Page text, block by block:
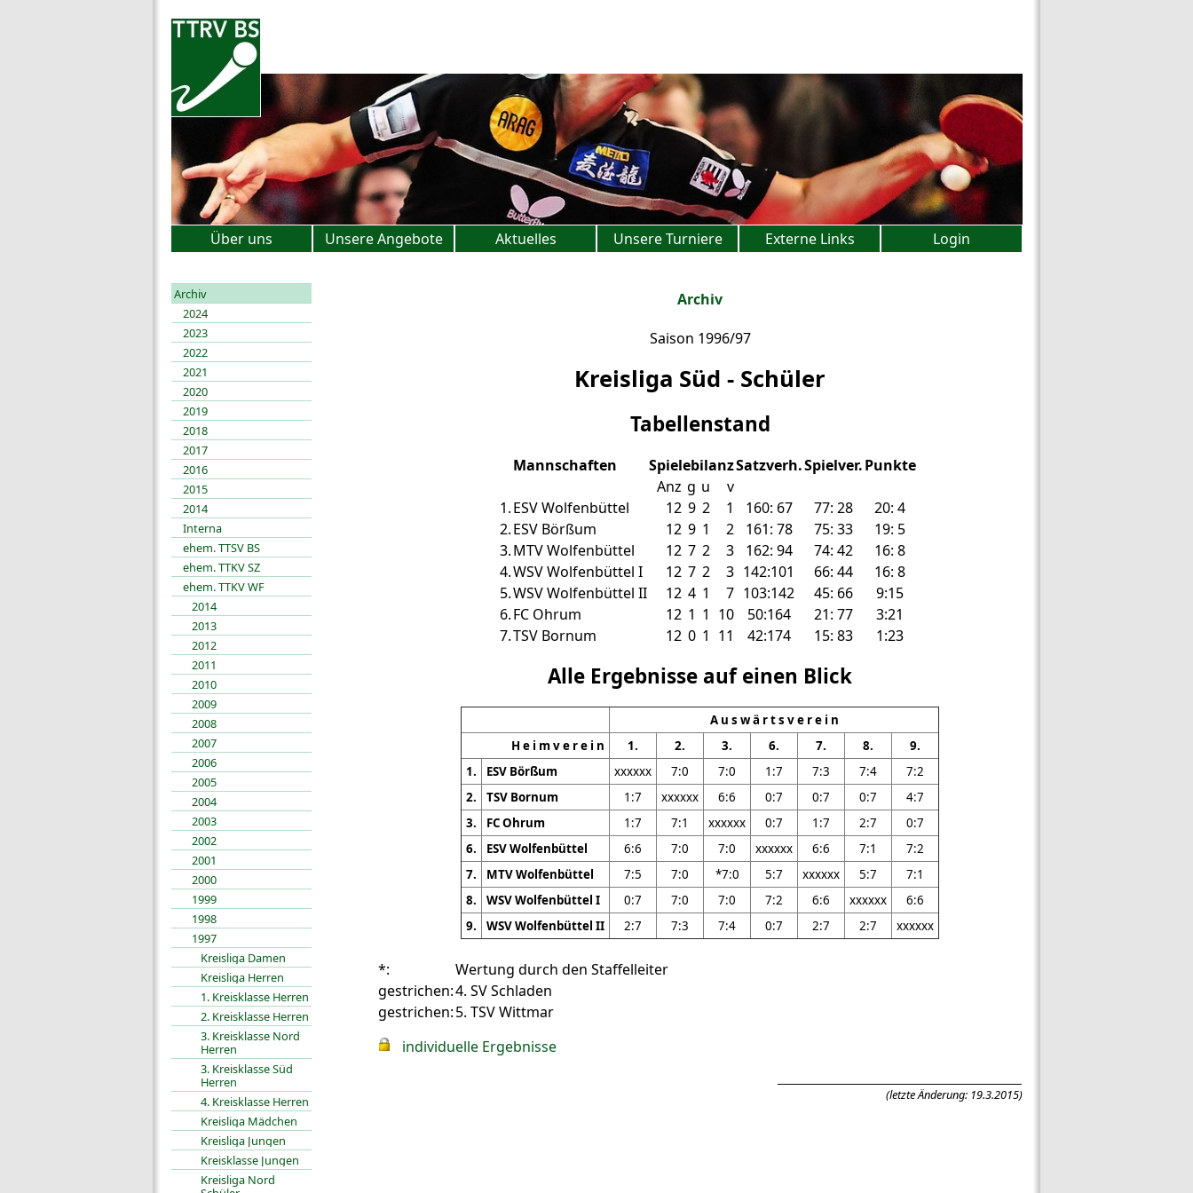
Über uns Unsere Angebote Aktuelles Unsere Turniere Externe Links Login
Archiv
2024
2023
2022
2021
2020
2019
2018
2017
2016
2015
2014
Interna
ehem. TTSV BS
ehem. TTKV SZ
ehem. TTKV WF
2014
2013
2012
2011
2010
2009
2008
2007
2006
2005
2004
2003
2002
2001
2000
1999
1998
1997
Kreisliga Damen
Kreisliga Herren
1. Kreisklasse Herren
2. Kreisklasse Herren
3. Kreisklasse Nord
Herren
3. Kreisklasse Süd
Herren
4. Kreisklasse Herren
Kreisliga Mädchen
Kreisliga Jungen
Kreisklasse Jungen
Kreisliga Nord
Archiv
Saison 1996/97
Kreisliga Süd - Schüler
Tabellenstand
Mannschaften SpielebilanzSatzverh.Spielver.Punkte
Anz g u
v
1.ESV Wolfenbüttel 12 9 2 1 160: 67 77: 28
20: 4
2.ESV Börßum 12 9 1 2 161: 78 75: 33
19: 5
3.MTV Wolfenbüttel 12 7 2 3 162: 94 74: 42
16: 8
4.WSV Wolfenbüttel I 12 7 2 3 142:101 66: 44
16: 8
5.WSV Wolfenbüttel II 12 4 1 7 103:142 45: 66
9:15
6.FC Ohrum 12 1 1 10 50:164 21: 77
3:21
7.TSV Bornum 12 0 1 11 42:174 15: 83 1:23
Alle Ergebnisse auf einen Blick
A u s w ä r t s v e r e i n
H e i m v e r e i n
1. 2. 3. 6. 7. 8.
9.
1.
ESV Börßum xxxxxx 7:0 7:0 1:7 7:3 7:4
7:2
2.
TSV Bornum 1:7 xxxxxx 6:6 0:7 0:7 0:7
4:7
3.
FC Ohrum 1:7 7:1 xxxxxx 0:7 1:7 2:7
0:7
6.
ESV Wolfenbüttel 6:6 7:0 7:0 xxxxxx 6:6 7:1
7:2
7.
MTV Wolfenbüttel 7:5 7:0 *7:0 5:7 xxxxxx 5:7
7:1
8.
WSV Wolfenbüttel I 0:7 7:0 7:0 7:2 6:6 xxxxxx
6:6
9.
WSV Wolfenbüttel II 2:7 7:3 7:4 0:7 2:7 2:7 xxxxxx
*:
Wertung durch den Staffelleiter
gestrichen:4. SV Schladen
gestrichen:5. TSV Wittmar
individuelle Ergebnisse
(letzte Änderung: 19.3.2015)